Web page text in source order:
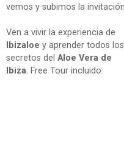
vemos y subimos la
Ven a vivir la experiencia de
Ibizaloe y aprender todos los
secretos del Aloe Vera de
Ibiza. Free Tour incluido.